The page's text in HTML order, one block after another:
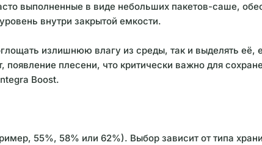
выполненные в виде небольших пакетов-саше,
внутри закрытой емкости.
излишнюю влагу из среды, так и выделять её,
плесени, что критически важно для
Boost.
55%, 58% или 62%). Выбор зависит от типа